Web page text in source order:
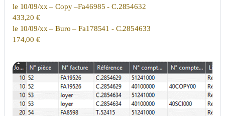
le 10/09/xx – Copy –Fa46985 - C.2854632
433,20 €
le 10/09/xx – Buro – Fa178541 - C.2854633
174,00 €